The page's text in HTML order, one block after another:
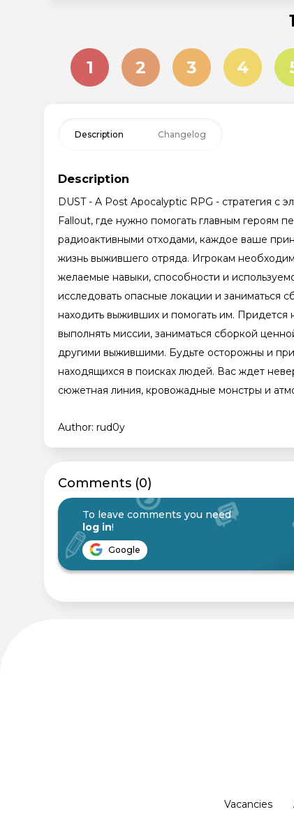
1 2 3 4
Description Changelog
Description
DUST - A Post Apocalyptic RPG - стратегия с
Fallout, где нужно помогать главным героям
радиоактивными отходами, каждое ваше
жизнь выжившего отряда. Игрокам
желаемые навыки, способности и
исследовать опасные локации и заниматься
находить выживших и помогать им.
выполнять миссии, заниматься сборкой
другими выжившими. Будьте осторожны и
находящихся в поисках людей. Вас ждет
сюжетная линия, кровожадные монстры и
Author: rud0y
Сomments (0)
To leave comments you need
log in!
Google
Vacancies